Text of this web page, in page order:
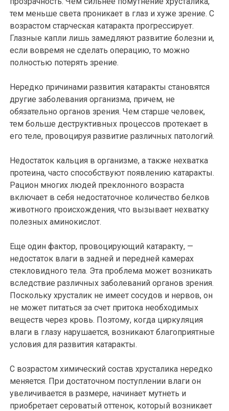
тем меньше света проникает в глаз и хуже зрение. С
возрастом старческая катаракта прогрессирует.
Глазные капли лишь замедляют развитие болезни и,
если вовремя не сделать операцию, то можно
полностью потерять зрение.
Нередко причинами развития катаракты становятся
другие заболевания организма, причем, не
обязательно органов зрения. Чем старше человек,
тем больше деструктивных процессов протекает в
его теле, провоцируя развитие различных патологий.
Недостаток кальция в организме, а также нехватка
протеина, часто способствуют появлению катаракты.
Рацион многих людей преклонного возраста
включает в себя недостаточное количество белков
животного происхождения, что вызывает нехватку
полезных аминокислот.
Еще один фактор, провоцирующий катаракту, —
недостаток влаги в задней и передней камерах
стекловидного тела. Эта проблема может возникать
вследствие различных заболеваний органов зрения.
Поскольку хрусталик не имеет сосудов и нервов, он
не может питаться за счет притока необходимых
веществ через кровь. Поэтому, когда циркуляция
влаги в глазу нарушается, возникают благоприятные
условия для развития катаракты.
С возрастом химический состав хрусталика нередко
меняется. При достаточном поступлении влаги он
увеличивается в размере, начинает мутнеть и
приобретает сероватый оттенок, который возникает